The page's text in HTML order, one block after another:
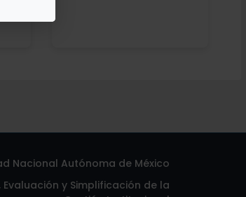
Nacional Autónoma de México
y Simplificación de la